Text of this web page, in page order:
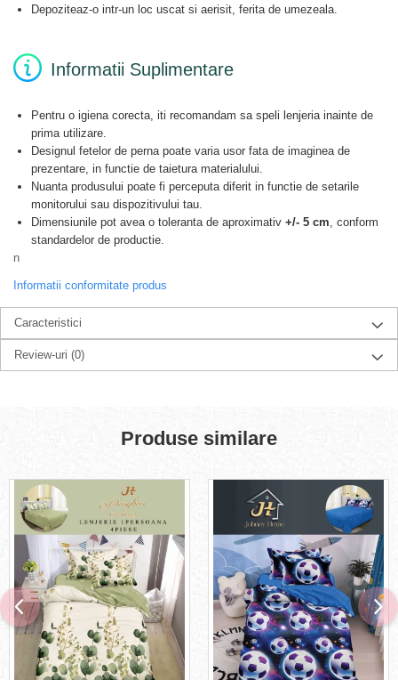
Depoziteaz-o intr-un loc uscat si aerisit, ferita de umezeala.
Informatii Suplimentare
Pentru o igiena corecta, iti recomandam sa speli lenjeria inainte de
prima utilizare.
Designul fetelor de perna poate varia usor fata de imaginea de
prezentare, in functie de taietura materialului.
Nuanta produsului poate fi perceputa diferit in functie de setarile
monitorului sau dispozitivului tau.
Dimensiunile pot avea o toleranta de aproximativ +/- 5 cm , conform
standardelor de productie.
n
Informatii conformitate produs
Caracteristici
Review-uri (0)
Produse similare